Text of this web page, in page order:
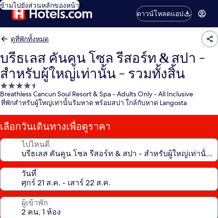
ข้ามไปยังส่วนหลักของหน้า
ดาวน์โหลดแอป
ดูที่พักทั้งหมด
บรีธเลส คันคูน โซล รีสอร์ท & สปา -
สำหรับผู้ใหญ่เท่านั้น - รวมทั้งสิ้น
ที่พัก
4.5
Breathless Cancun Soul Resort & Spa - Adults Only - All Inclusive
ที่พักสำหรับผู้ใหญ่เท่านั้นริมหาด พร้อมสปา ใกล้กับหาด Langosta
เลือกวันเดินทางเพื่อดูราคา
ไปไหนดี
วันที่
ผู้เข้าพัก